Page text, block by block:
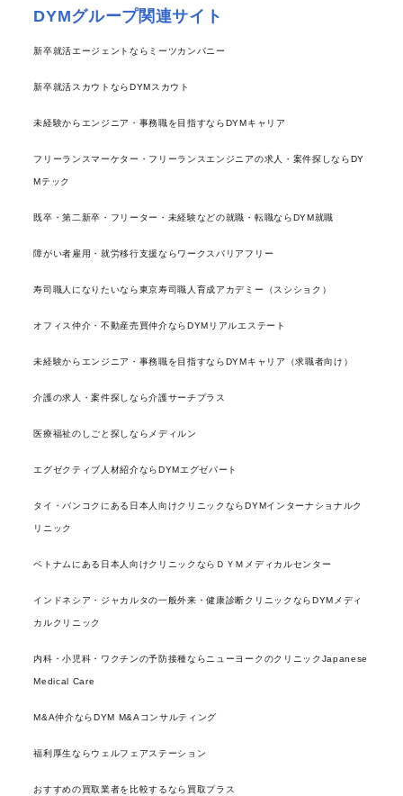
DYMグループ関連サイト
新卒就活エージェントならミーツカンパニー
新卒就活スカウトならDYMスカウト
未経験からエンジニア・事務職を目指すならDYMキャリア
フリーランスマーケター・フリーランスエンジニアの求人・案件探しならDY
Mテック
既卒・第二新卒・フリーター・未経験などの就職・転職ならDYM就職
障がい者雇用・就労移行支援ならワークスバリアフリー
寿司職人になりたいなら東京寿司職人育成アカデミー（スシショク）
オフィス仲介・不動産売買仲介ならDYMリアルエステート
未経験からエンジニア・事務職を目指すならDYMキャリア（求職者向け）
介護の求人・案件探しなら介護サーチプラス
医療福祉のしごと探しならメディルン
エグゼクティブ人材紹介ならDYMエグゼパート
タイ・バンコクにある日本人向けクリニックならDYMインターナショナルク
リニック
ベトナムにある日本人向けクリニックならＤＹＭメディカルセンター
インドネシア・ジャカルタの一般外来・健康診断クリニックならDYMメディ
カルクリニック
内科・小児科・ワクチンの予防接種ならニューヨークのクリニックJapanese
Medical Care
M&A仲介ならDYM M&Aコンサルティング
福利厚生ならウェルフェアステーション
おすすめの買取業者を比較するなら買取プラス